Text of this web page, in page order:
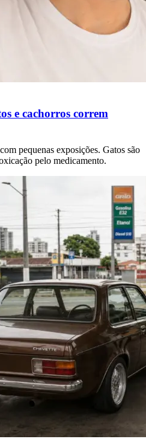
e cachorros correm
pequenas exposições. Gatos são
pelo medicamento.